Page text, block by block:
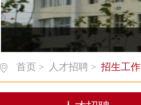
首页 > 人才招聘 > 招生工作